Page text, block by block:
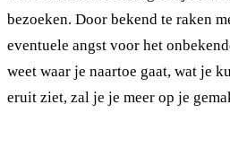
bezoeken. Door bekend te raken
eventuele angst voor het
weet waar je naartoe gaat, wat je
eruit ziet, zal je je meer op je